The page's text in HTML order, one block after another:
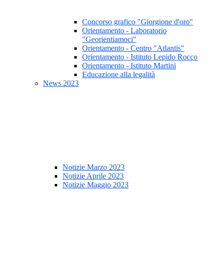
Concorso grafico "Giorgione d'oro"
Orientamento - Laboratorio
"Georientiamoci"
Orientamento - Centro "Atlantis"
Orientamento - Istituto Lepido Rocco
Orientamento - Istituto Martini
Educazione alla legalità
News 2023
Notizie Marzo 2023
Notizie Aprile 2023
Notizie Maggio 2023